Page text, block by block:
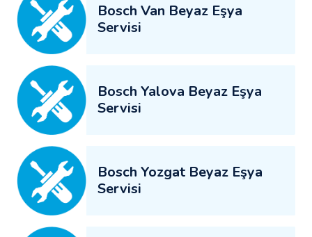
Bosch Van Beyaz Eşya
Servisi
Bosch Yalova Beyaz Eşya
Servisi
Bosch Yozgat Beyaz Eşya
Servisi